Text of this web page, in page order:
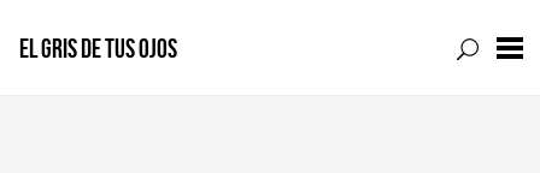
EL GRIS DE TUS OJOS